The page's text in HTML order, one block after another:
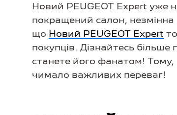
Новий PEUGEOT Expert уже
покращений салон, незмінна
що Новий PEUGEOT Expert
покупців. Дізнайтесь
станете його фанатом! Тому,
чимало важливих переваг!